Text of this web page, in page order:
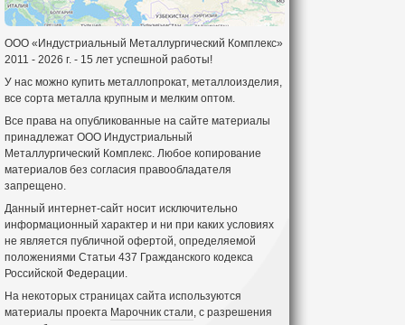
ООО «Индустриальный Металлургический Комплекс»
2011 - 2026 г. - 15 лет успешной работы!
У нас можно купить металлопрокат, металлоизделия,
все сорта металла крупным и мелким оптом.
Все права на опубликованные на сайте материалы
принадлежат ООО Индустриальный
Металлургический Комплекс. Любое копирование
материалов без согласия правообладателя
запрещено.
Данный интернет-сайт носит исключительно
информационный характер и ни при каких условиях
не является публичной офертой, определяемой
положениями Статьи 437 Гражданского кодекса
Российской Федерации.
На некоторых страницах сайта используются
материалы проекта Марочник стали , с разрешения